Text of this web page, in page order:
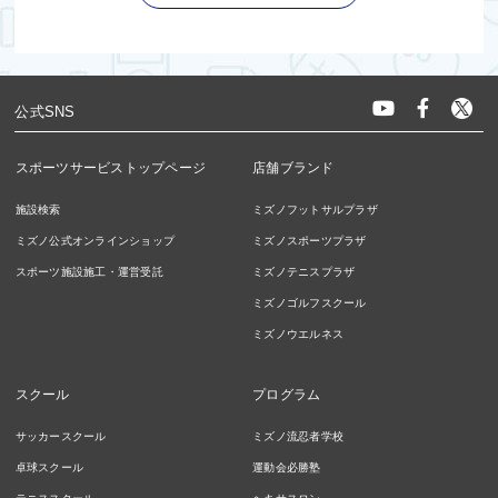
公式SNS
スポーツサービストップページ
施設検索
ミズノ公式オンラインショップ
スポーツ施設施工・運営受託
店舗ブランド
ミズノフットサルプラザ
ミズノスポーツプラザ
ミズノテニスプラザ
ミズノゴルフスクール
ミズノウエルネス
スクール
サッカースクール
卓球スクール
プログラム
ミズノ流忍者学校
運動会必勝塾